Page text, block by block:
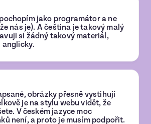
jako programátor a ne
nás je). A čeština je takový malý
si žádný takový materiál,
anglicky.
obrázky přesně vystihují
je na stylu webu vidět, že
V českém jazyce moc
není, a proto je musím podpořit.